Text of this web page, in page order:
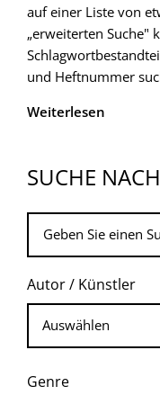
auf einer Liste von
„erweiterten Suche"
und Heftnummer
Weiterlesen
SUCHE
Autor / Künstler
Genre